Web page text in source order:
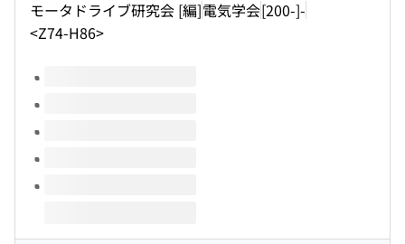
モータドライブ研究会 [編]電気学会[200-]-
<Z74-H86>
このタイトルの巻号